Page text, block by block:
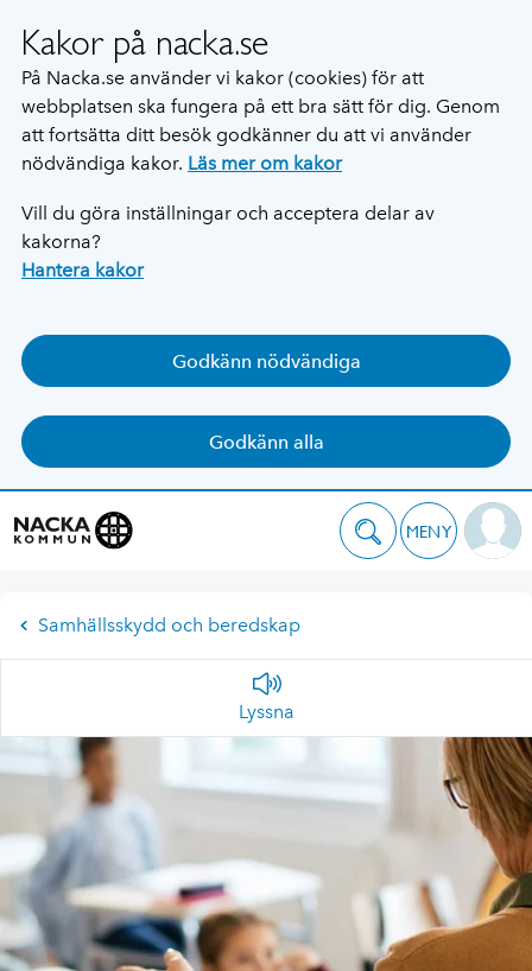
Kakor på nacka.se
På Nacka.se använder vi kakor (cookies) för att
webbplatsen ska fungera på ett bra sätt för dig. Genom
att fortsätta ditt besök godkänner du att vi använder
nödvändiga kakor. Läs mer om kakor
Vill du göra inställningar och acceptera delar av
kakorna?
Hantera kakor
Godkänn nödvändiga
Godkänn alla
MENY
Samhällsskydd och beredskap
Lyssna